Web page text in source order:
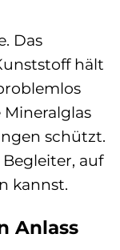
Das
hält
schützt.
auf
kannst.
Anlass